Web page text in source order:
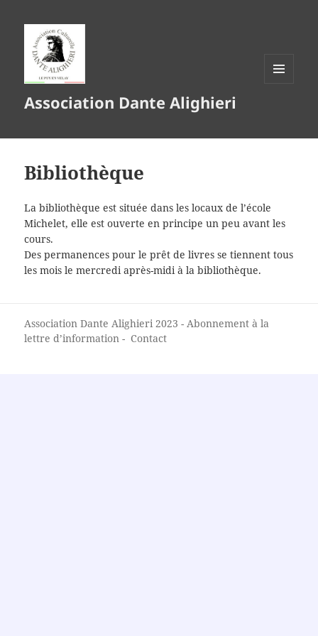
Association Dante Alighieri
Bibliothèque
La bibliothèque est située dans les locaux de l’école
Michelet, elle est ouverte en principe un peu avant les
cours.
Des permanences pour le prêt de livres se tiennent tous
les mois le mercredi après-midi à la bibliothèque.
Association Dante Alighieri2023 -Abonnement à la
lettre d’information -Contact